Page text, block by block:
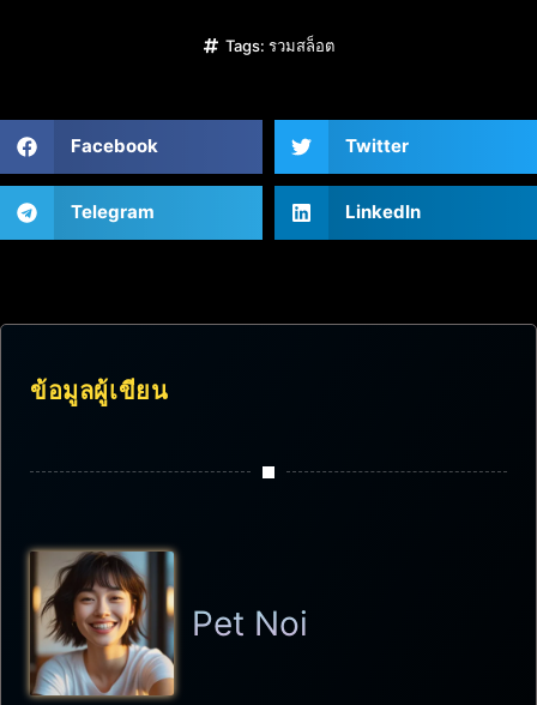
Tags: รวมสล็อต
Facebook Twitter
Telegram LinkedIn
ข้อมูลผู้เขียน
Pet Noi